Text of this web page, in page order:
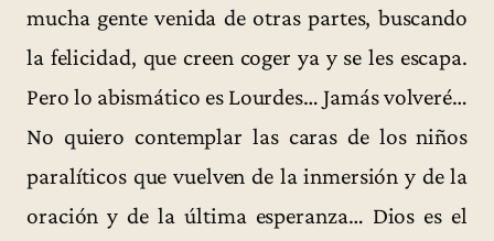
mucha gente venida de otras partes, buscando
la felicidad, que creen coger ya y se les escapa.
Pero lo abismático es Lourdes… Jamás volveré…
No quiero contemplar las caras de los niños
paralíticos que vuelven de la inmersión y de la
oración y de la última esperanza… Dios es el